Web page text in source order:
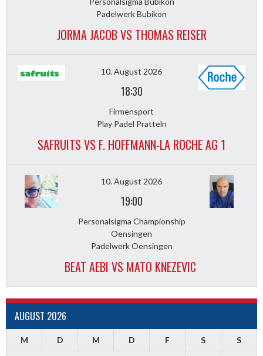
Padelwerk Bubikon
JORMA JACOB VS THOMAS REISER
10. August 2026
18:30
Firmensport
Play Padel Pratteln
SAFRUITS VS F. HOFFMANN-LA ROCHE AG 1
10. August 2026
19:00
Personalsigma Championship
Oensingen
Padelwerk Oensingen
BEAT AEBI VS MATO KNEZEVIC
AUGUST 2026
M D M D F S S